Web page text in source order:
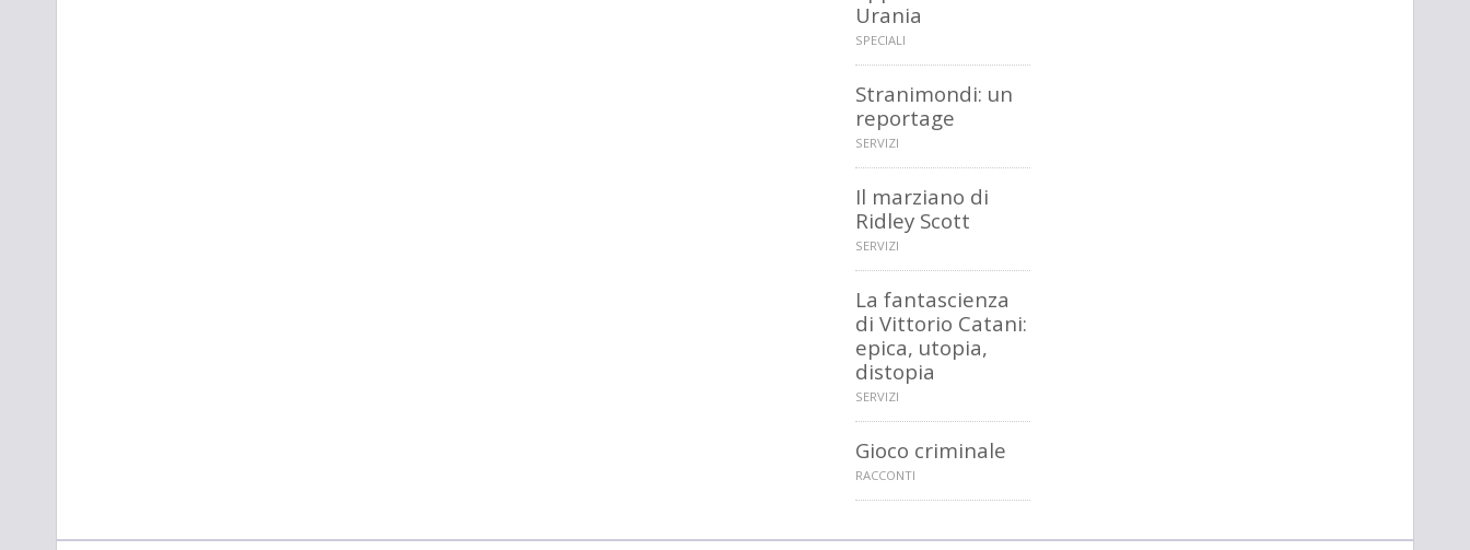
Urania
SPECIALI
Stranimondi: un
reportage
SERVIZI
Il marziano di
Ridley Scott
SERVIZI
La fantascienza
di Vittorio Catani:
epica, utopia,
distopia
SERVIZI
Gioco criminale
RACCONTI